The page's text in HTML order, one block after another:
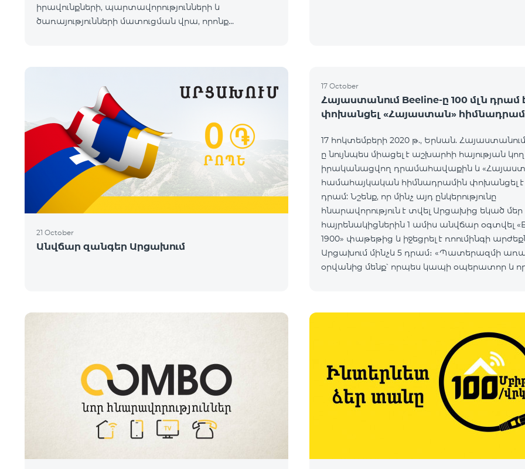
իրավունքների, պարտավորությունների և
ծառայությունների մատուցման վրա, որոնք
21 October
Անվճար զանգեր Արցախում
17 October
Հայաստանում Beeline-ը 100 մլն դրամ
փոխանցել «Հայաստան»
17 հոկտեմբերի 2020 թ., Երևան.
ը նույնպես միացել է աշխարհի հայության
իրականացվող դրամահավաքին և
համահայկական հիմնադրամին փոխանցել է
դրամ: Նշենք, որ մինչ այդ ընկերությունը
հնարավորություն է տվել Արցախից եկած մեր
հայրենակիցներին 1 ամիս անվճար օգտվել
1900» փաթեթից և իջեցրել է ռոումինգի
Արցախում մինչև 5 դրամ։ «Պատերազմի
օրվանից մենք՝ որպես կապի օպերատոր և